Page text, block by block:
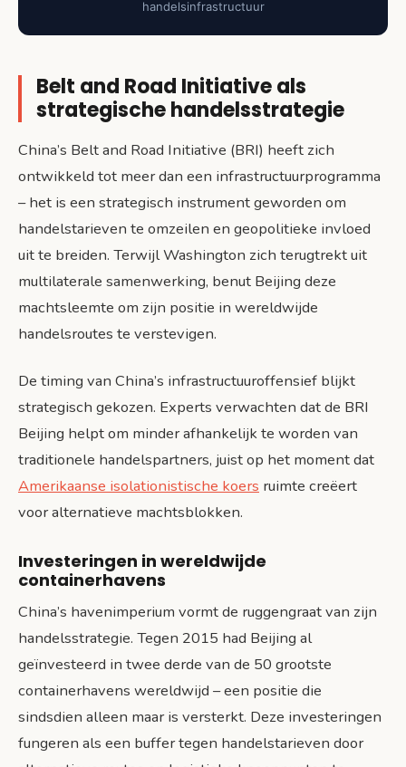
handelsinfrastructuur
Belt and Road Initiative als
strategische handelsstrategie
China’s Belt and Road Initiative (BRI) heeft zich
ontwikkeld tot meer dan een infrastructuurprogramma
– het is een strategisch instrument geworden om
handelstarieven te omzeilen en geopolitieke invloed
uit te breiden. Terwijl Washington zich terugtrekt uit
multilaterale samenwerking, benut Beijing deze
machtsleemte om zijn positie in wereldwijde
handelsroutes te verstevigen.
De timing van China’s infrastructuuroffensief blijkt
strategisch gekozen. Experts verwachten dat de BRI
Beijing helpt om minder afhankelijk te worden van
traditionele handelspartners, juist op het moment dat
Amerikaanse isolationistische koers ruimte creëert
voor alternatieve machtsblokken.
Investeringen in wereldwijde
containerhavens
China’s havenimperium vormt de ruggengraat van zijn
handelsstrategie. Tegen 2015 had Beijing al
geïnvesteerd in twee derde van de 50 grootste
containerhavens wereldwijd – een positie die
sindsdien alleen maar is versterkt. Deze investeringen
fungeren als een buffer tegen handelstarieven door